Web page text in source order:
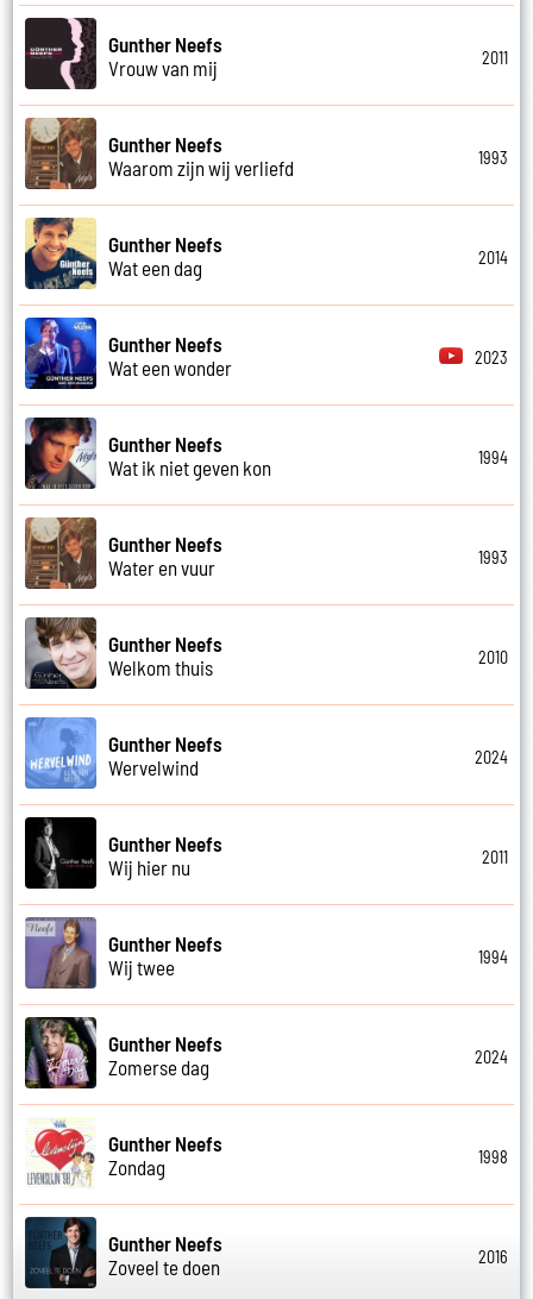
Gunther Neefs
Vrouw van mij
2011
Gunther Neefs
Waarom zijn wij verliefd
1993
Gunther Neefs
Wat een dag
2014
Gunther Neefs
Wat een wonder
2023
Gunther Neefs
Wat ik niet geven kon
1994
Gunther Neefs
Water en vuur
1993
Gunther Neefs
Welkom thuis
2010
Gunther Neefs
Wervelwind
2024
Gunther Neefs
Wij hier nu
2011
Gunther Neefs
Wij twee
1994
Gunther Neefs
Zomerse dag
2024
Gunther Neefs
Zondag
1998
Gunther Neefs
Zoveel te doen
2016